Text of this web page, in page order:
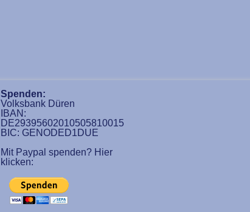
Spenden:
Volksbank Düren
IBAN:
DE29395602010505810015
BIC: GENODED1DUE
Mit Paypal spenden? Hier
klicken: